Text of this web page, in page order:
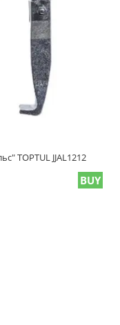
TOPTUL JJAL1212
BUY